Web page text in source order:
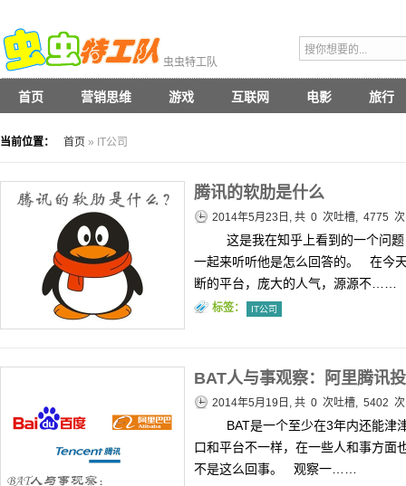
虫虫特工队
首页 营销思维 游戏 互联网 电影 旅行
当前位置： 首页 » IT公司
腾讯的软肋是什么
2014年5月23日, 共 0 次吐槽, 4775
这是我在知乎上看到的一个问
一起来听听他是怎么回答的。 在今
断的平台，庞大的人气，源源不……
标签： IT公司
BAT人与事观察：阿里腾讯
2014年5月19日, 共 0 次吐槽, 5402
BAT是一个至少在3年内还能
口和平台不一样，在一些人和事方面
不是这么回事。 观察一……